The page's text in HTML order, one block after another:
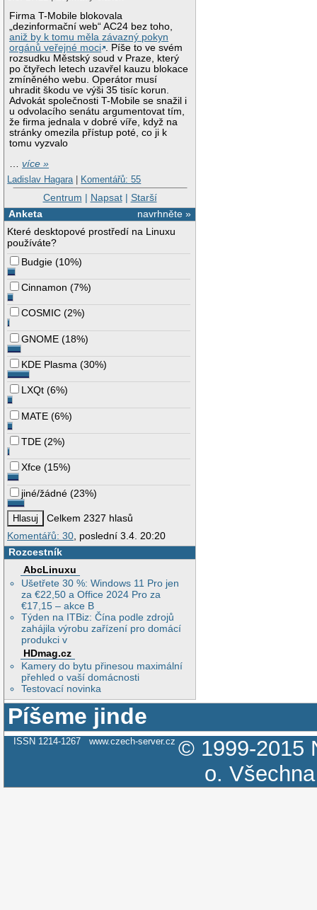
Firma T-Mobile blokovala
„dezinformační web“ AC24 bez toho,
aniž by k tomu měla závazný pokyn
orgánů veřejné moci . Píše to ve svém
rozsudku Městský soud v Praze, který
po čtyřech letech uzavřel kauzu blokace
zmíněného webu. Operátor musí
uhradit škodu ve výši 35 tisíc korun.
Advokát společnosti T-Mobile se snažil i
u odvolacího senátu argumentovat tím,
že firma jednala v dobré víře, když na
stránky omezila přístup poté, co ji k
tomu vyzvalo
…více »
Ladislav Hagara | Komentářů: 55
Centrum | Napsat| Starší
navrhněte »
Anketa
Které desktopové prostředí na Linuxu
používáte?
Budgie (10%)
Cinnamon (7%)
COSMIC (2%)
GNOME (18%)
KDE Plasma (30%)
LXQt (6%)
MATE (6%)
TDE (2%)
Xfce (15%)
jiné/žádné (23%)
Celkem 2327 hlasů
Komentářů: 30, poslední 3.4. 20:20
Rozcestník
AbcLinuxu
Ušetřete 30 %: Windows 11 Pro jen
za €22,50 a Office 2024 Pro za
€17,15 – akce B
Týden na ITBiz: Čína podle zdrojů
zahájila výrobu zařízení pro domácí
produkci v
HDmag.cz
Kamery do bytu přinesou maximální
přehled o vaší domácnosti
Testovací novinka
Píšeme jinde
ISSN 1214-1267 www.czech-server.cz © 1999-2015
o.